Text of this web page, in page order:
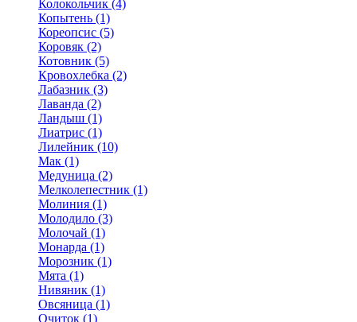
Колокольчик (4)
Копытень (1)
Кореопсис (5)
Коровяк (2)
Котовник (5)
Кровохлебка (2)
Лабазник (3)
Лаванда (2)
Ландыш (1)
Лиатрис (1)
Лилейник (10)
Мак (1)
Медуница (2)
Мелколепестник (1)
Молиния (1)
Молодило (3)
Молочай (1)
Монарда (1)
Морозник (1)
Мята (1)
Нивяник (1)
Овсяница (1)
Очиток (1)